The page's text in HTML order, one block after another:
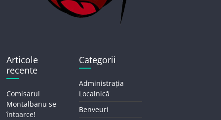
Articole
recente
Comisarul
Montalbanu se
întoarce!
Categorii
Administrația
Localnică
Benveuri